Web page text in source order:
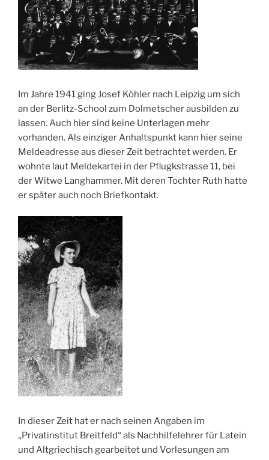
Im Jahre 1941 ging Josef Köhler nach Leipzig um sich
an der Berlitz-School zum Dolmetscher ausbilden zu
lassen. Auch hier sind keine Unterlagen mehr
vorhanden. Als einziger Anhaltspunkt kann hier seine
Meldeadresse aus dieser Zeit betrachtet werden. Er
wohnte laut Meldekartei in der Pflugkstrasse 11, bei
der Witwe Langhammer. Mit deren Tochter Ruth hatte
er später auch noch Briefkontakt.
In dieser Zeit hat er nach seinen Angaben im
„Privatinstitut Breitfeld“ als Nachhilfelehrer für Latein
und Altgriechisch gearbeitet und Vorlesungen am